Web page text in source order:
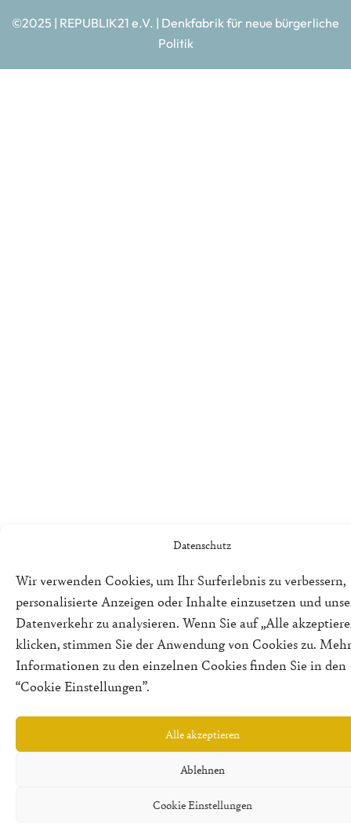
Datenschutz
Wir verwenden Cookies, um Ihr Surferlebnis zu verbessern,
personalisierte Anzeigen oder Inhalte einzusetzen und
Datenverkehr zu analysieren. Wenn Sie auf „Alle
klicken, stimmen Sie der Anwendung von Cookies zu. Mehr
Informationen zu den einzelnen Cookies finden Sie in den
“Cookie Einstellungen”.
Alle akzeptieren
Ablehnen
Cookie Einstellungen
©2025 | REPUBLIK21 e.V. | Denkfabrik für neue bürgerliche
Politik